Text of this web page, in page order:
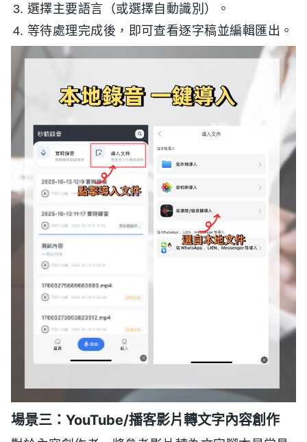
選擇主要語言（或選擇自動識別）。
等待處理完成後，即可查看逐字稿並編輯匯出。
場景三：YouTube/播客影片轉文字內容創作